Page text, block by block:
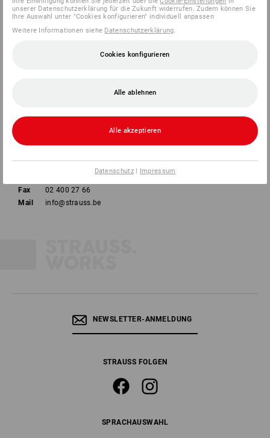
ZAHLARTEN
Strauss België BV
Fax
02 400 27 66
Mail
info@strauss.be
NEWSLETTER-ANMELDUNG
STRAUSS FOLGEN
SPRACHAUSWAHL
unserer Datenschutzerklärung für die Zukunft widerrufen. Zudem können Sie
Ihre Auswahl unter "Cookies konfigurieren" individuell anpassen
Weitere Informationen siehe Datenschutzerklärung.
Cookies konfigurieren
Alle ablehnen
Alle akzeptieren
Datenschutz| Impressum